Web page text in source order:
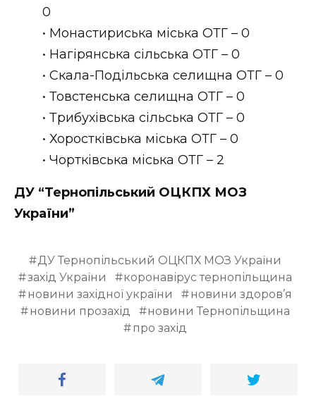
0
• Монастириська міська ОТГ – 0
• Нагірянська сільська ОТГ – 0
• Скала-Подільська селищна ОТГ – 0
• Товстенська селищна ОТГ – 0
• Трибухівська сільська ОТГ – 0
• Хоростківська міська ОТГ – 0
• Чортківська міська ОТГ – 2
ДУ “Тернопільський ОЦКПХ МОЗ
України”
ДУ Тернопільський ОЦКПХ МОЗ України
захід України
коронавірус тернопільщина
новини західної україни
новини здоров’я
новини прозахід
новини Тернопільщина
про захід